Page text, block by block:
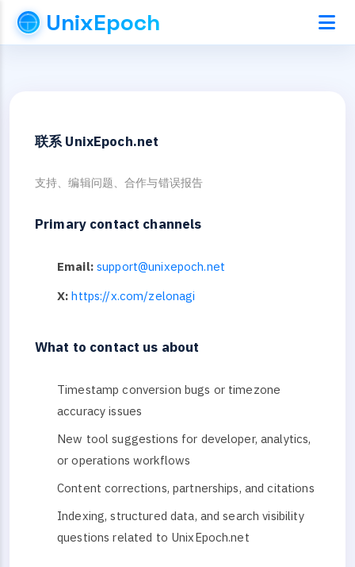
UnixEpoch
联系 UnixEpoch.net
支持、编辑问题、合作与错误报告
Primary contact channels
Email: support@unixepoch.net
X: https://x.com/zelonagi
What to contact us about
Timestamp conversion bugs or timezone
accuracy issues
New tool suggestions for developer, analytics,
or operations workflows
Content corrections, partnerships, and citations
Indexing, structured data, and search visibility
questions related to UnixEpoch.net